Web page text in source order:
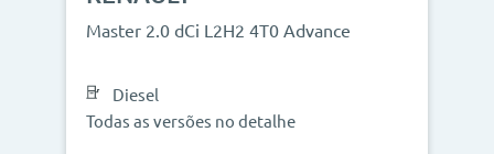
Master 2.0 dCi L2H2 4T0 Advance
Diesel
Todas as versões no detalhe